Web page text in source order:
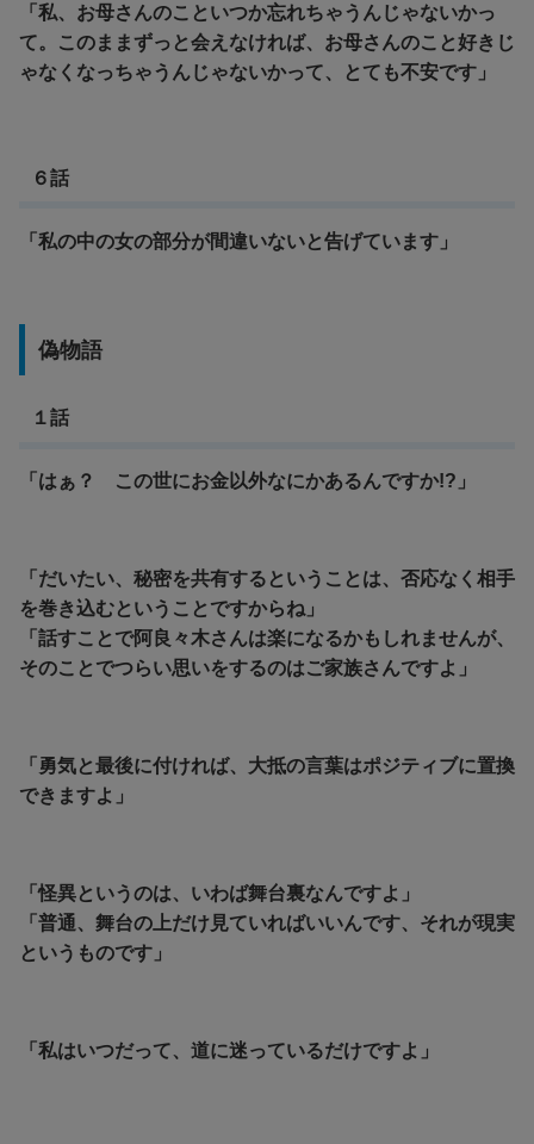
「私、お母さんのこといつか忘れちゃうんじゃないかっ
て。このままずっと会えなければ、お母さんのこと好きじ
ゃなくなっちゃうんじゃないかって、とても不安です」
６話
「私の中の女の部分が間違いないと告げています」
偽物語
１話
「はぁ？ この世にお金以外なにかあるんですか!?」
「だいたい、秘密を共有するということは、否応なく相手
を巻き込むということですからね」
「話すことで阿良々木さんは楽になるかもしれませんが、
そのことでつらい思いをするのはご家族さんですよ」
「勇気と最後に付ければ、大抵の言葉はポジティブに置換
できますよ」
「怪異というのは、いわば舞台裏なんですよ」
「普通、舞台の上だけ見ていればいいんです、それが現実
というものです」
「私はいつだって、道に迷っているだけですよ」